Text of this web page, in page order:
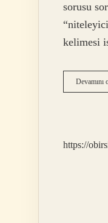
sorusu
kelimesi
Devamını
https://